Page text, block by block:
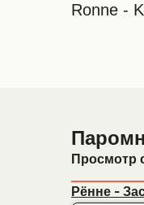
Ronne -
Просмотр
Рённе -